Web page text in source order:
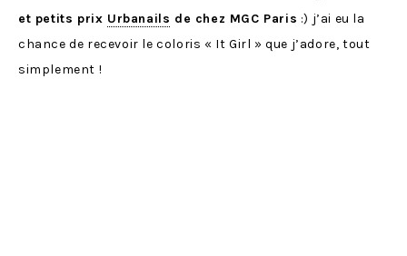
et petits prix Urbanails de chez MGC Paris :) j’ai eu la
chance de recevoir le coloris « It Girl » que j’adore, tout
simplement !